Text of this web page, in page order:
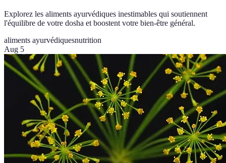
Explorez les aliments ayurvédiques inestimables qui soutiennent
l'équilibre de votre dosha et boostent votre bien-être général.
aliments ayurvédiquesnutrition
Aug 5